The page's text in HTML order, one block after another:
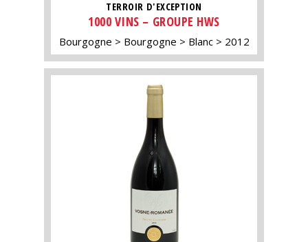
TERROIR D'EXCEPTION
1000 VINS – GROUPE HWS
Bourgogne Bourgogne Blanc 2012